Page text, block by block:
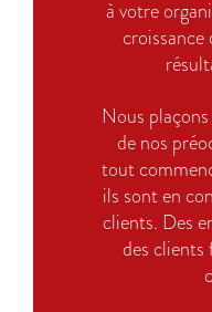
à votre
croissance
Nous
de nos
tout
ils sont en
clients. Des
des clients